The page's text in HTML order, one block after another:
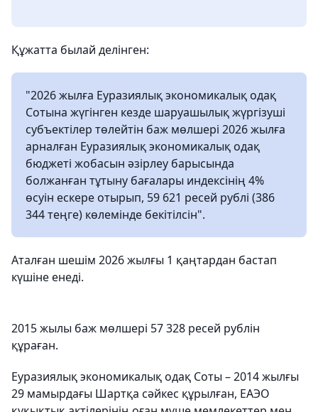
Құжатта былай делінген:
"2026 жылға Еуразиялық экономикалық одақ
Сотына жүгінген кезде шаруашылық жүргізуші
субъектілер төлейтін баж мөлшері 2026 жылға
арналған Еуразиялық экономикалық одақ
бюджеті жобасын әзірлеу барысында
болжанған тұтыну бағалары индексінің 4%
өсуін ескере отырып, 59 621 ресей рублі (386
344 теңге) көлемінде бекітілсін".
Аталған шешім 2026 жылғы 1 қаңтардан бастап
күшіне енеді.
2015 жылы баж мөлшері 57 328 ресей рублін
құраған.
Еуразиялық экономикалық одақ Соты – 2014 жылғы
29 мамырдағы Шартқа сәйкес құрылған, ЕАЭО